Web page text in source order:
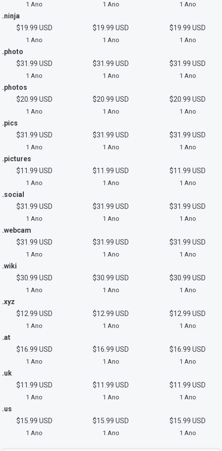
1 Ano 1 Ano 1 Ano
.ninja
$19.99 USD
1 Ano
$19.99 USD
1 Ano
$19.99 USD
1 Ano
.photo
$31.99 USD
1 Ano
$31.99 USD
1 Ano
$31.99 USD
1 Ano
.photos
$20.99 USD
1 Ano
$20.99 USD
1 Ano
$20.99 USD
1 Ano
.pics
$31.99 USD
1 Ano
$31.99 USD
1 Ano
$31.99 USD
1 Ano
.pictures
$11.99 USD
1 Ano
$11.99 USD
1 Ano
$11.99 USD
1 Ano
.social
$31.99 USD
1 Ano
$31.99 USD
1 Ano
$31.99 USD
1 Ano
.webcam
$31.99 USD
1 Ano
$31.99 USD
1 Ano
$31.99 USD
1 Ano
.wiki
$30.99 USD
1 Ano
$30.99 USD
1 Ano
$30.99 USD
1 Ano
.xyz
$12.99 USD
1 Ano
$12.99 USD
1 Ano
$12.99 USD
1 Ano
.at
$16.99 USD
1 Ano
$16.99 USD
1 Ano
$16.99 USD
1 Ano
.uk
$11.99 USD
1 Ano
$11.99 USD
1 Ano
$11.99 USD
1 Ano
.us
$15.99 USD
1 Ano
$15.99 USD
1 Ano
$15.99 USD
1 Ano